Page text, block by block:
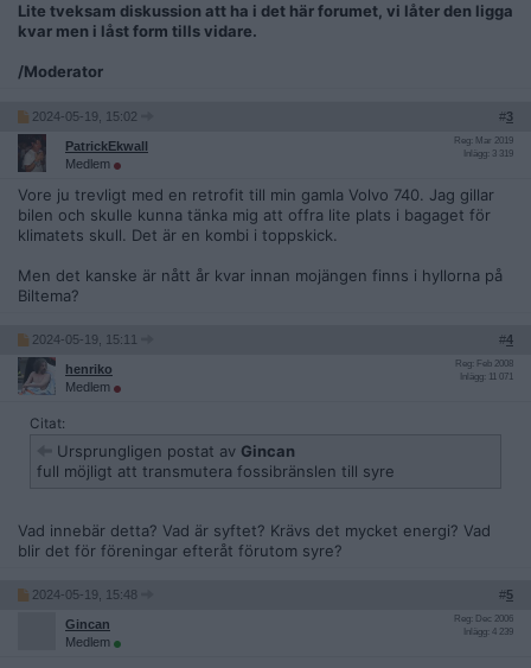
Lite tveksam diskussion att ha i det här forumet, vi låter den ligga
kvar men i låst form tills vidare.
/Moderator
2024-05-19, 15:02 #3
PatrickEkwall
Medlem
Reg: Mar 2019
Inlägg: 3 319
Vore ju trevligt med en retrofit till min gamla Volvo 740. Jag gillar
bilen och skulle kunna tänka mig att offra lite plats i bagaget för
klimatets skull. Det är en kombi i toppskick.
Men det kanske är nått år kvar innan mojängen finns i hyllorna på
Biltema?
2024-05-19, 15:11 #4
henriko
Medlem
Reg: Feb 2008
Inlägg: 11 071
Citat:
Ursprungligen postat av Gincan
full möjligt att transmutera fossibränslen till syre
Vad innebär detta? Vad är syftet? Krävs det mycket energi? Vad
blir det för föreningar efteråt förutom syre?
2024-05-19, 15:48 #5
Gincan
Medlem
Reg: Dec 2006
Inlägg: 4 239